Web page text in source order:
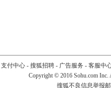
支付中心- 搜狐招聘- 广告服务 - 客服中
Copyright © 2016 Sohu.com
搜狐不良信息举报邮